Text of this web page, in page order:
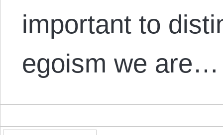
important to
egoism we are…